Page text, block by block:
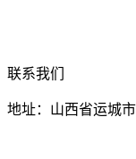
联系我们
地址：山西省运城